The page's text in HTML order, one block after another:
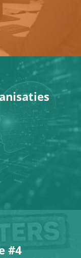
#4